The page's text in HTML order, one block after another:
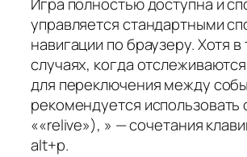
Игра полностью доступна и
управляется стандартными
навигации по браузеру. Хотя в
случаях, когда
для переключения между
рекомендуется
««relive»), » — сочетания
alt+p.